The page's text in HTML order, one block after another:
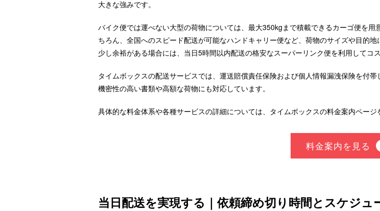
大きな強みです。
バイク便では運べない大型の荷物については、最大350kgまで積載できるカーゴ便を
ちろん、全国へのスピード配送が可能なハンドキャリー便など、荷物のサイズや目的
少し余裕がある場合には、当日5時間以内配送の格安なスーパーリンク便を利用してコ
タイムボックスの配送サービスでは、運送賠償責任保険および個人情報漏洩保険を付
機密性の高い書類や高額な荷物にも対応しています。
具体的な料金体系や各種サービスの詳細については、タイムボックスの料金案内ページ
料金案内を見る
当日配送を実現する｜依頼締め切り時間とスケジュ